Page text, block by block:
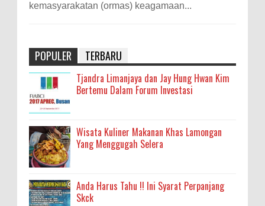
kemasyarakatan (ormas) keagamaan...
POPULER TERBARU
Tjandra Limanjaya dan Jay Hung Hwan Kim
Bertemu Dalam Forum Investasi
Wisata Kuliner Makanan Khas Lamongan
Yang Menggugah Selera
Anda Harus Tahu !! Ini Syarat Perpanjang
Skck